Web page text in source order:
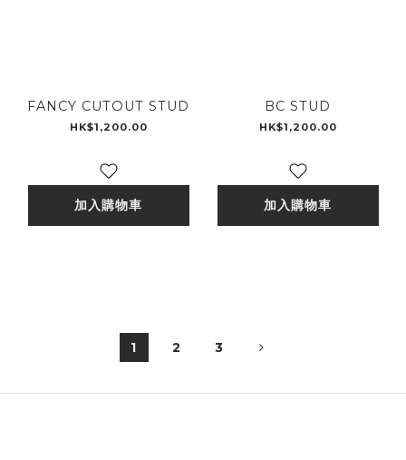
FANCY CUTOUT STUD
HK$1,200.00
加入購物車
BC STUD
HK$1,200.00
加入購物車
1 2 3